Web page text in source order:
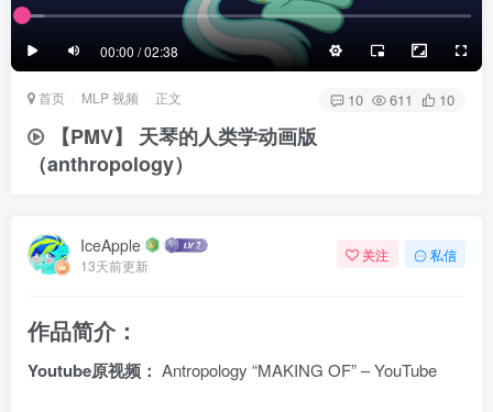
00:00 / 02:38
极慢 适中 极快
发送
首页 MLP 视频 正文 10 611 10
【PMV】 天琴的人类学动画版
（anthropology）
IceApple
13天前更新
关注 私信
作品简介：
Youtube原视频： Antropology “MAKING OF” – YouTube